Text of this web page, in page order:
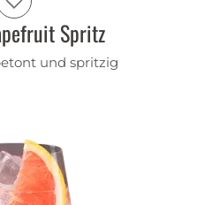
Spritz
und spritzig